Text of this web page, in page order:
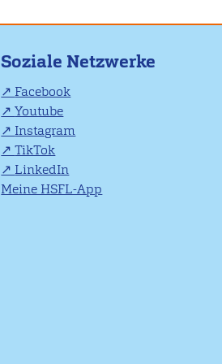
Soziale Netzwerke
Facebook
Youtube
Instagram
TikTok
LinkedIn
Meine HSFL-App